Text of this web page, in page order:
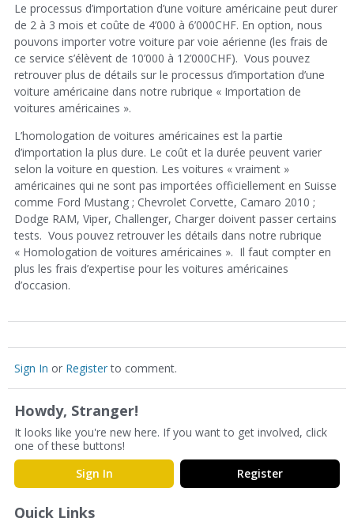
Le processus d’importation d’une voiture américaine peut durer
de 2 à 3 mois et coûte de 4’000 à 6’000CHF. En option, nous
pouvons importer votre voiture par voie aérienne (les frais de
ce service s’élèvent de 10’000 à 12’000CHF). Vous pouvez
retrouver plus de détails sur le processus d’importation d’une
voiture américaine dans notre rubrique « Importation de
voitures américaines ».
L’homologation de voitures américaines est la partie
d’importation la plus dure. Le coût et la durée peuvent varier
selon la voiture en question. Les voitures « vraiment »
américaines qui ne sont pas importées officiellement en Suisse
comme Ford Mustang ; Chevrolet Corvette, Camaro 2010 ;
Dodge RAM, Viper, Challenger, Charger doivent passer certains
tests. Vous pouvez retrouver les détails dans notre rubrique
« Homologation de voitures américaines ». Il faut compter en
plus les frais d’expertise pour les voitures américaines
d’occasion.
Sign In or Registerto comment.
Howdy, Stranger!
It looks like you're new here. If you want to get involved, click
one of these buttons!
Sign In
Register
Quick Links